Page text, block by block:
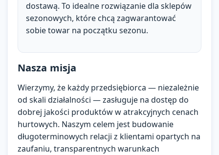
dostawą. To idealne rozwiązanie dla sklepów
sezonowych, które chcą zagwarantować
sobie towar na początku sezonu.
Nasza misja
Wierzymy, że każdy przedsiębiorca — niezależnie
od skali działalności — zasługuje na dostęp do
dobrej jakości produktów w atrakcyjnych cenach
hurtowych. Naszym celem jest budowanie
długoterminowych relacji z klientami opartych na
zaufaniu, transparentnych warunkach